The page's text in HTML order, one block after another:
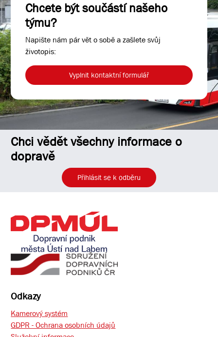
Chcete být součástí našeho
týmu?
Napište nám pár vět o sobě a zašlete svůj
životopis:
Vyplnit kontaktní formulář
Chci vědět všechny informace o
dopravě
Přihlásit se k odběru
Odkazy
Kamerový systém
GDPR - Ochrana osobních údajů